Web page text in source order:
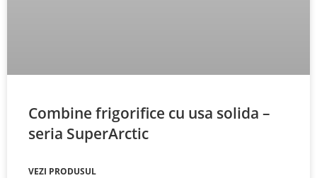
Combine frigorifice cu usa solida –
seria SuperArctic
VEZI PRODUSUL